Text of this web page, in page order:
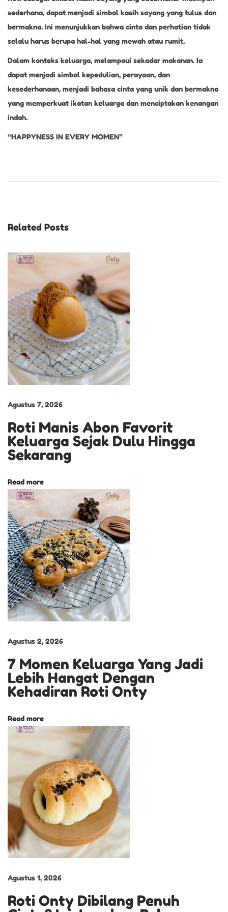
sederhana, dapat menjadi simbol kasih sayang yang tulus dan
bermakna. Ini menunjukkan bahwa cinta dan perhatian tidak
selalu harus berupa hal-hal yang mewah atau rumit.
Dalam konteks keluarga, melampaui sekadar makanan. Ia
dapat menjadi simbol kepedulian, perayaan, dan
kesederhanaan, menjadi bahasa cinta yang unik dan bermakna
yang memperkuat ikatan keluarga dan menciptakan kenangan
indah.
“HAPPYNESS IN EVERY MOMEN”
n
y
l
a
l
u
D
i
M
e
n
S
e
s
i
a
l
B
o
l
u
J
d
l
U
n
u
s
g
i
M
a
Related Posts
Agustus 7, 2026
Roti Manis Abon Favorit
Keluarga Sejak Dulu Hingga
Sekarang
Read more
Agustus 2, 2026
7 Momen Keluarga Yang Jadi
Lebih Hangat Dengan
Kehadiran Roti Onty
Read more
Agustus 1, 2026
Roti Onty Dibilang Penuh